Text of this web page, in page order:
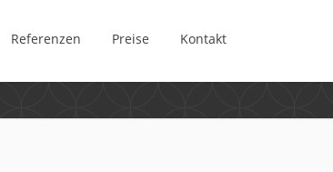
Referenzen Preise Kontakt